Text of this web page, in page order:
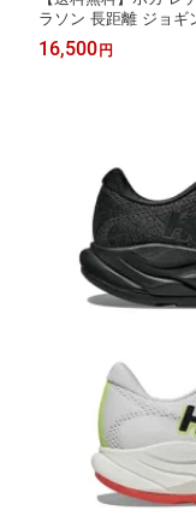
ラソン 長距離 ジョギ
ラック HOKA 1155131
16,500円